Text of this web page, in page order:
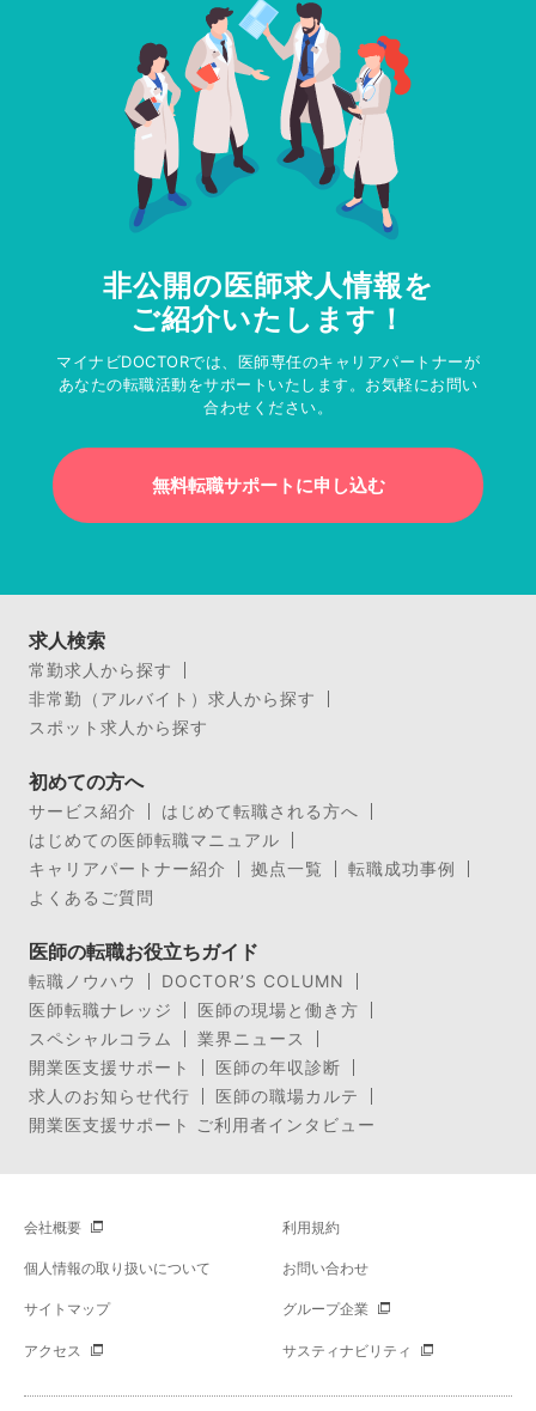
非公開の医師求人情報を
ご紹介いたします！
マイナビDOCTORでは、医師専任のキャリアパートナーが
あなたの転職活動をサポートいたします。お気軽にお問い
合わせください。
無料転職サポートに申し込む
求人検索
常勤求人から探す
非常勤（アルバイト）求人から探す
スポット求人から探す
初めての方へ
サービス紹介
はじめて転職される方へ
はじめての医師転職マニュアル
キャリアパートナー紹介
拠点一覧
転職成功事例
よくあるご質問
医師の転職お役立ちガイド
転職ノウハウ
DOCTOR’S COLUMN
医師転職ナレッジ
医師の現場と働き方
スペシャルコラム
業界ニュース
開業医支援サポート
医師の年収診断
求人のお知らせ代行
医師の職場カルテ
開業医支援サポート ご利用者インタビュー
会社概要 利用規約
個人情報の取り扱いについて お問い合わせ
サイトマップ グループ企業
アクセス サスティナビリティ